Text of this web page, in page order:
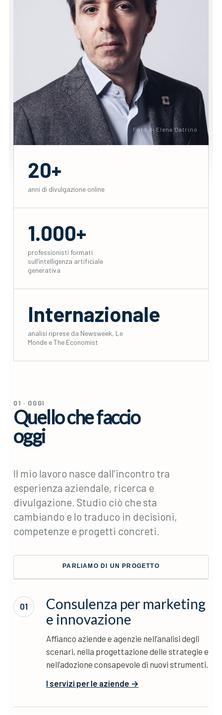
Foto di Elena Datrino
20+
anni di divulgazione online
1.000+
professionisti formati
sull’intelligenza artificiale
generativa
Internazionale
analisi riprese da Newsweek, Le
Monde e The Economist
01 · OGGI
Quello che faccio
oggi
Il mio lavoro nasce dall’incontro tra
esperienza aziendale, ricerca e
divulgazione. Studio ciò che sta
cambiando e lo traduco in decisioni,
competenze e progetti concreti.
PARLIAMO DI UN PROGETTO
01
Consulenza per marketing
e innovazione
Affianco aziende e agenzie nell’analisi degli
scenari, nella progettazione delle strategie e
nell’adozione consapevole di nuovi strumenti.
I servizi per le aziende →